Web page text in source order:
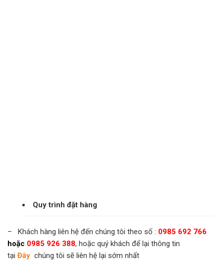
Quy trình đặt hàng
– Khách hàng liên hệ đến chúng tôi theo số : 0985 692 766
hoặc 0985 926 388, hoặc quý khách để lại thông tin
tại Đây chúng tôi sẽ liên hệ lại sớm nhất